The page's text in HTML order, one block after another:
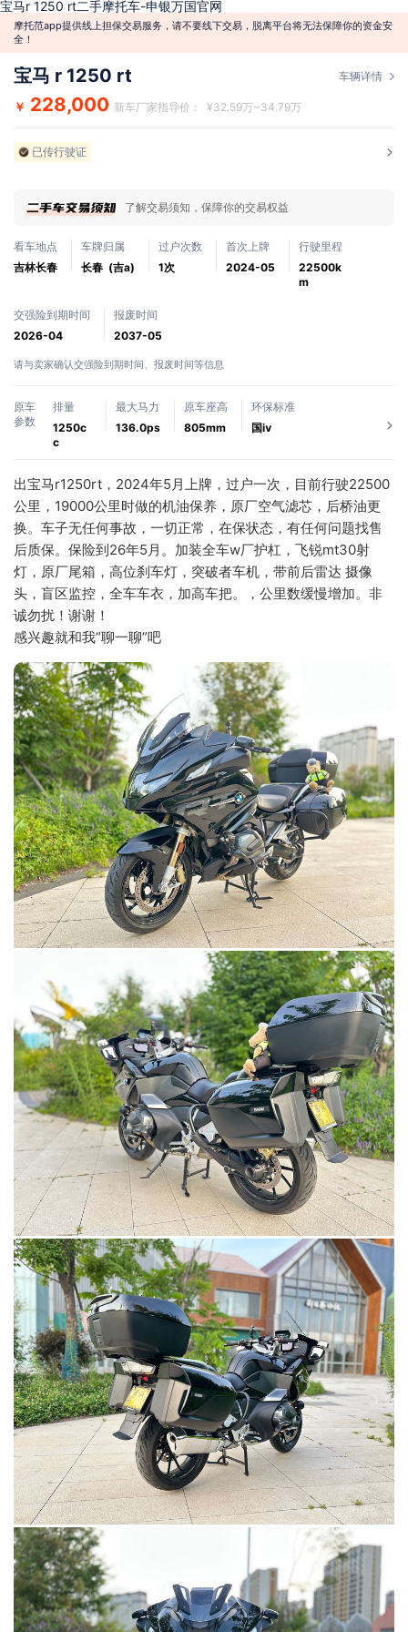
宝马r 1250 rt二手摩托车-申银万国官网
摩托范app提供线上担保交易服务，请不要线下交易，脱离平台将无法保障你的资金安
全！
宝马 r 1250 rt 车辆详情
￥ 228,000 新车厂家指导价： ¥32.59万~34.79万
已传行驶证
了解交易须知，保障你的交易权益
看车地点
吉林长春
车牌归属
长春 (吉a)
过户次数
1次
首次上牌
2024-05
行驶里程
22500k
m
交强险到期时间
2026-04
报废时间
2037-05
请与卖家确认交强险到期时间、报废时间等信息
原车
参数
排量
1250c
c
最大马力
136.0ps
原车座高
805mm
环保标准
国ⅳ
出宝马r1250rt，2024年5月上牌，过户一次，目前行驶22500
公里，19000公里时做的机油保养，原厂空气滤芯，后桥油更
换。车子无任何事故，一切正常，在保状态，有任何问题找售
后质保。保险到26年5月。加装全车w厂护杠，飞锐mt30射
灯，原厂尾箱，高位刹车灯，突破者车机，带前后雷达 摄像
头，盲区监控，全车车衣，加高车把。，公里数缓慢增加。非
诚勿扰！谢谢！
感兴趣就和我“聊一聊”吧